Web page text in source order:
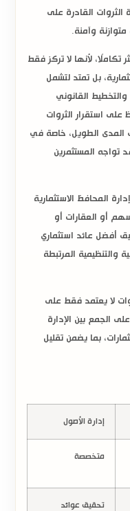
القادرة على
متوازنة وآمنة.
لأنها لا تركز فقط
بل تمتد لتشمل
القانوني
على استقرار الثروات
المدى الطويل، خاصة في
تواجه المستثمرين
المحافظ الاستثمارية
أو العقارات أو
أفضل عائد استثماري
والتنظيمية المرتبطة
لا يعتمد فقط على
الجمع بين الإدارة
بما يضمن تقليل
إدارة الأصول
متخصصة
تحقيق عوائد